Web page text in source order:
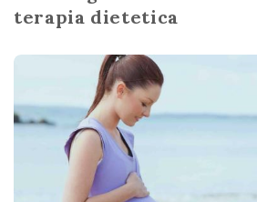
terapia dietetica